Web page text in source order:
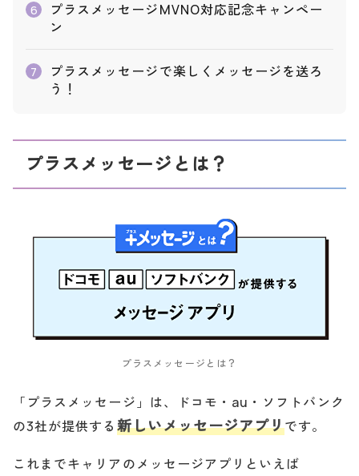
6
プラスメッセージMVNO対応記念キャンペー
ン
7
プラスメッセージで楽しくメッセージを送ろ
う！
プラスメッセージとは？
プラスメッセージとは？
「プラスメッセージ」は、ドコモ・au・ソフトバンク
の3社が提供する 新しいメッセージアプリです。
これまでキャリアのメッセージアプリといえば